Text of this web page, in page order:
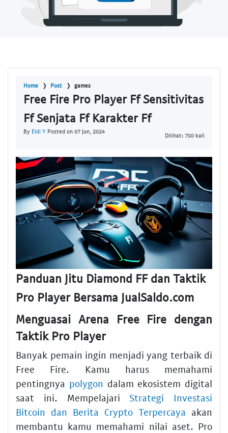
Home Post games
Free Fire Pro Player Ff Sensitivitas
Ff Senjata Ff Karakter Ff
By Eldi Y Posted on 07 Jun, 2024
Dilihat: 750 kali
Panduan Jitu Diamond FF dan Taktik
Pro Player Bersama JualSaldo.com
Menguasai Arena Free Fire dengan
Taktik Pro Player
Banyak pemain ingin menjadi yang terbaik di
Free Fire. Kamu harus memahami
pentingnya polygon dalam ekosistem digital
saat ini. MempelajariStrategi Investasi
Bitcoin dan Berita Crypto Terpercaya akan
membantu kamu memahami nilai aset. Pro